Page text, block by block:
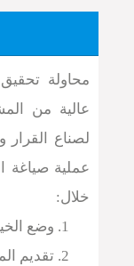
محاولة
عالية من
لصناع
عملية صياغة
خلال:
وضع
تقديم